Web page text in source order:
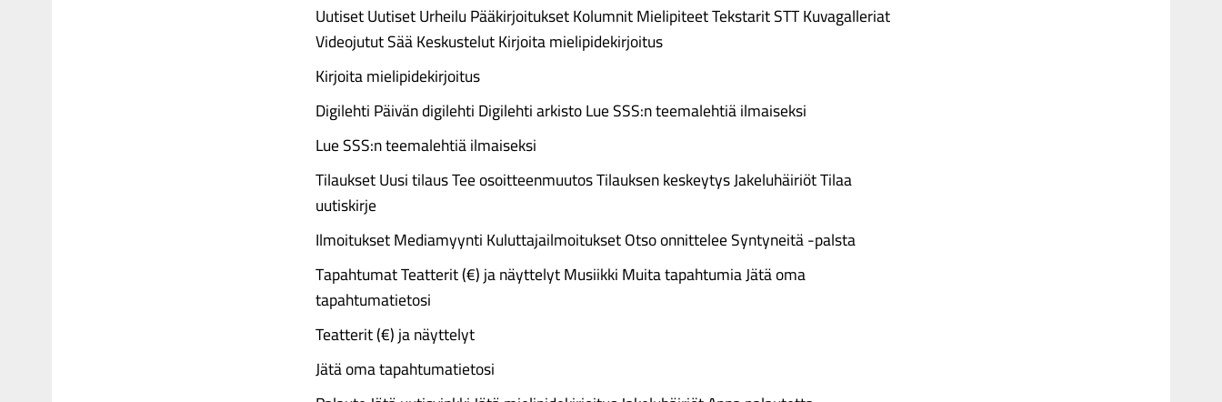
Uutiset Uutiset Urheilu Pääkirjoitukset Kolumnit Mielipiteet Tekstarit STT Kuvagalleriat
Videojutut Sää Keskustelut Kirjoita mielipidekirjoitus
Kirjoita mielipidekirjoitus
Digilehti Päivän digilehti Digilehti arkisto Lue SSS:n teemalehtiä ilmaiseksi
Lue SSS:n teemalehtiä ilmaiseksi
Tilaukset Uusi tilaus Tee osoitteenmuutos Tilauksen keskeytys Jakeluhäiriöt Tilaa
uutiskirje
Ilmoitukset Mediamyynti Kuluttajailmoitukset Otso onnittelee Syntyneitä -palsta
Tapahtumat Teatterit (€) ja näyttelyt Musiikki Muita tapahtumia Jätä oma
tapahtumatietosi
Teatterit (€) ja näyttelyt
Jätä oma tapahtumatietosi